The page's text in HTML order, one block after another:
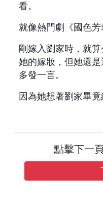
看。
就像熱門劇《國色芳
剛嫁入劉家時，就
她的嫁妝，但她還
多發一言。
因為她想著劉家畢
點擊下一